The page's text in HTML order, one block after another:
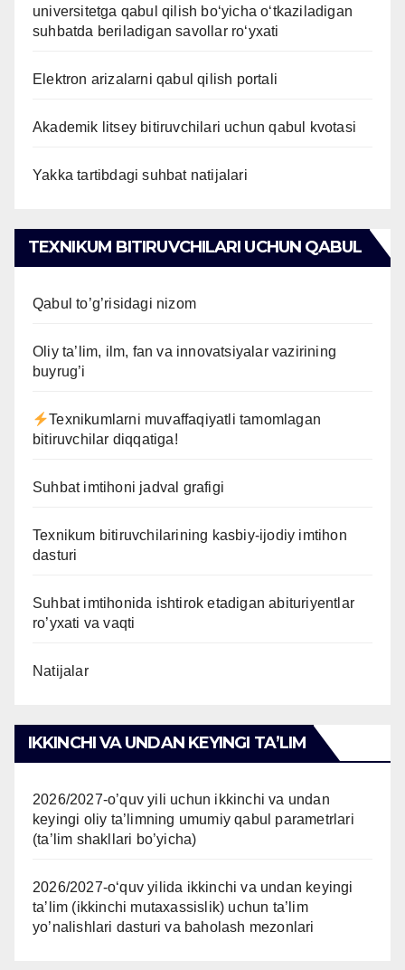
universitetga qabul qilish bo‘yicha o‘tkaziladigan
suhbatda beriladigan savollar ro‘yxati
Elektron arizalarni qabul qilish portali
Akademik litsey bitiruvchilari uchun qabul kvotasi
Yakka tartibdagi suhbat natijalari
TEXNIKUM BITIRUVCHILARI UCHUN QABUL
Qabul to’g’risidagi nizom
Oliy ta’lim, ilm, fan va innovatsiyalar vazirining
buyrug’i
Texnikumlarni muvaffaqiyatli tamomlagan
bitiruvchilar diqqatiga!
Suhbat imtihoni jadval grafigi
Texnikum bitiruvchilarining kasbiy-ijodiy imtihon
dasturi
Suhbat imtihonida ishtirok etadigan abituriyentlar
ro’yxati va vaqti
Natijalar
IKKINCHI VA UNDAN KEYINGI TAʼLIM
2026/2027-o’quv yili uchun ikkinchi va undan
keyingi oliy ta’limning umumiy qabul parametrlari
(ta’lim shakllari bo’yicha)
2026/2027-oʻquv yilida ikkinchi va undan keyingi
taʼlim (ikkinchi mutaxassislik) uchun ta’lim
yo’nalishlari dasturi va baholash mezonlari